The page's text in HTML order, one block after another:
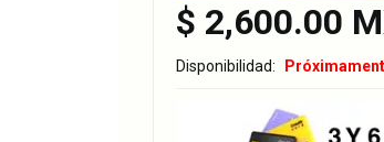
$ 2,600.00
Disponibilidad: